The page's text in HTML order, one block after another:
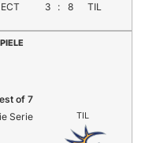
ECT 3 : 8 TIL
of 7
TIL
Serie